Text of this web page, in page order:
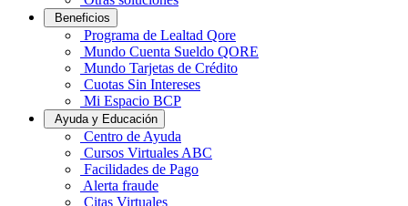
Beneficios
Programa de Lealtad Qore
Mundo Cuenta Sueldo QORE
Mundo Tarjetas de Crédito
Cuotas Sin Intereses
Mi Espacio BCP
Ayuda y Educación
Centro de Ayuda
Cursos Virtuales ABC
Facilidades de Pago
Alerta fraude
Citas Virtuales